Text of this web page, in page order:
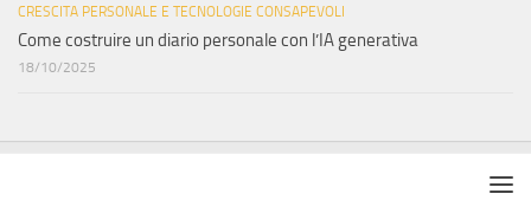
CRESCITA PERSONALE E TECNOLOGIE CONSAPEVOLI
Come costruire un diario personale con l’IA generativa
18/10/2025